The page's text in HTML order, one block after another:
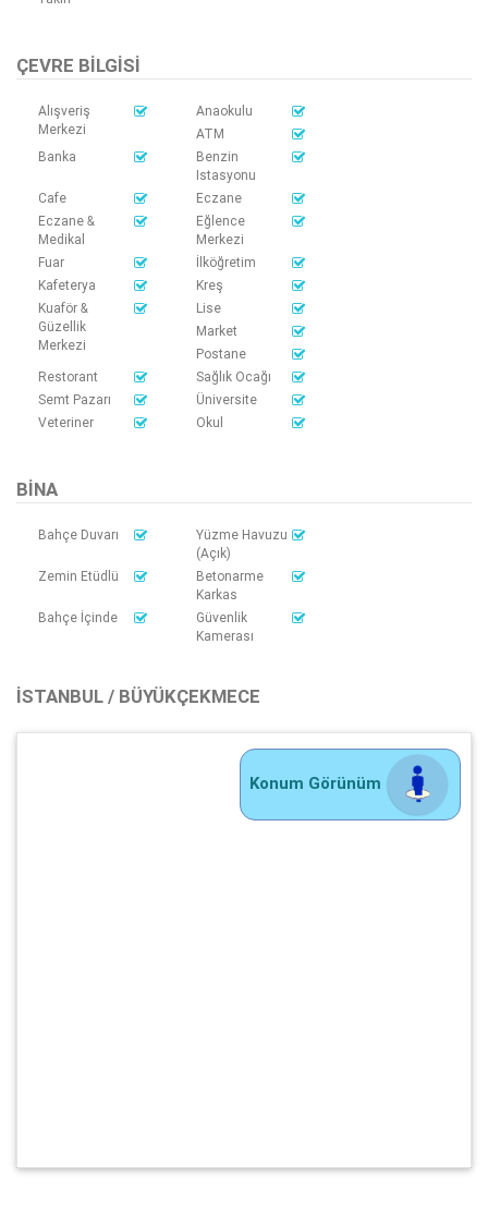
ÇEVRE BILGISI
Alışveriş
Merkezi
Anaokulu
ATM
Banka
Benzin
Istasyonu
Cafe
Eczane
Eczane &
Medikal
Eğlence
Merkezi
Fuar
İlköğretim
Kafeterya
Kreş
Kuaför &
Güzellik
Merkezi
Lise
Market
Postane
Restorant
Sağlık Ocağı
Semt Pazarı
Üniversite
Veteriner
Okul
BINA
Bahçe Duvarı
Yüzme Havuzu
(Açık)
Zemin Etüdlü
Betonarme
Karkas
Bahçe İçinde
Güvenlik
Kamerası
İSTANBUL / BÜYÜKÇEKMECE
Konum Görünüm